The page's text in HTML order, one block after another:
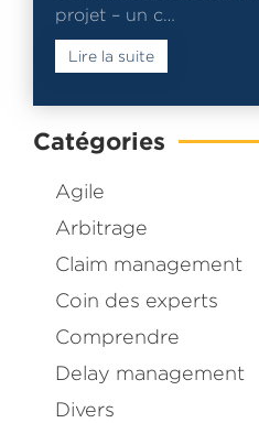
projet – un c…
Lire la suite
Catégories
Agile
Arbitrage
Claim management
Coin des experts
Comprendre
Delay management
Divers